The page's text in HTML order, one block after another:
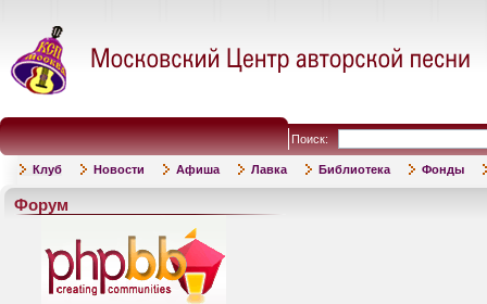
Поиск:
Клуб Новости Афиша Лавка Библиотека Фонды
Форум